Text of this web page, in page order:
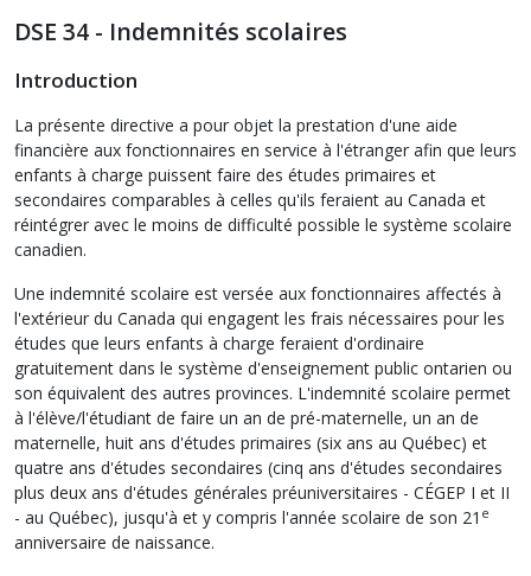
DSE 34 - Indemnités scolaires
Introduction
La présente directive a pour objet la prestation d'une aide
financière aux fonctionnaires en service à l'étranger afin que leurs
enfants à charge puissent faire des études primaires et
secondaires comparables à celles qu'ils feraient au Canada et
réintégrer avec le moins de difficulté possible le système scolaire
canadien.
Une indemnité scolaire est versée aux fonctionnaires affectés à
l'extérieur du Canada qui engagent les frais nécessaires pour les
études que leurs enfants à charge feraient d'ordinaire
gratuitement dans le système d'enseignement public ontarien ou
son équivalent des autres provinces. L'indemnité scolaire permet
à l'élève/l'étudiant de faire un an de pré-maternelle, un an de
maternelle, huit ans d'études primaires (six ans au Québec) et
quatre ans d'études secondaires (cinq ans d'études secondaires
plus deux ans d'études générales préuniversitaires - CÉGEP I et II
- au Québec), jusqu'à et y compris l'année scolaire de son 21 e
anniversaire de naissance.